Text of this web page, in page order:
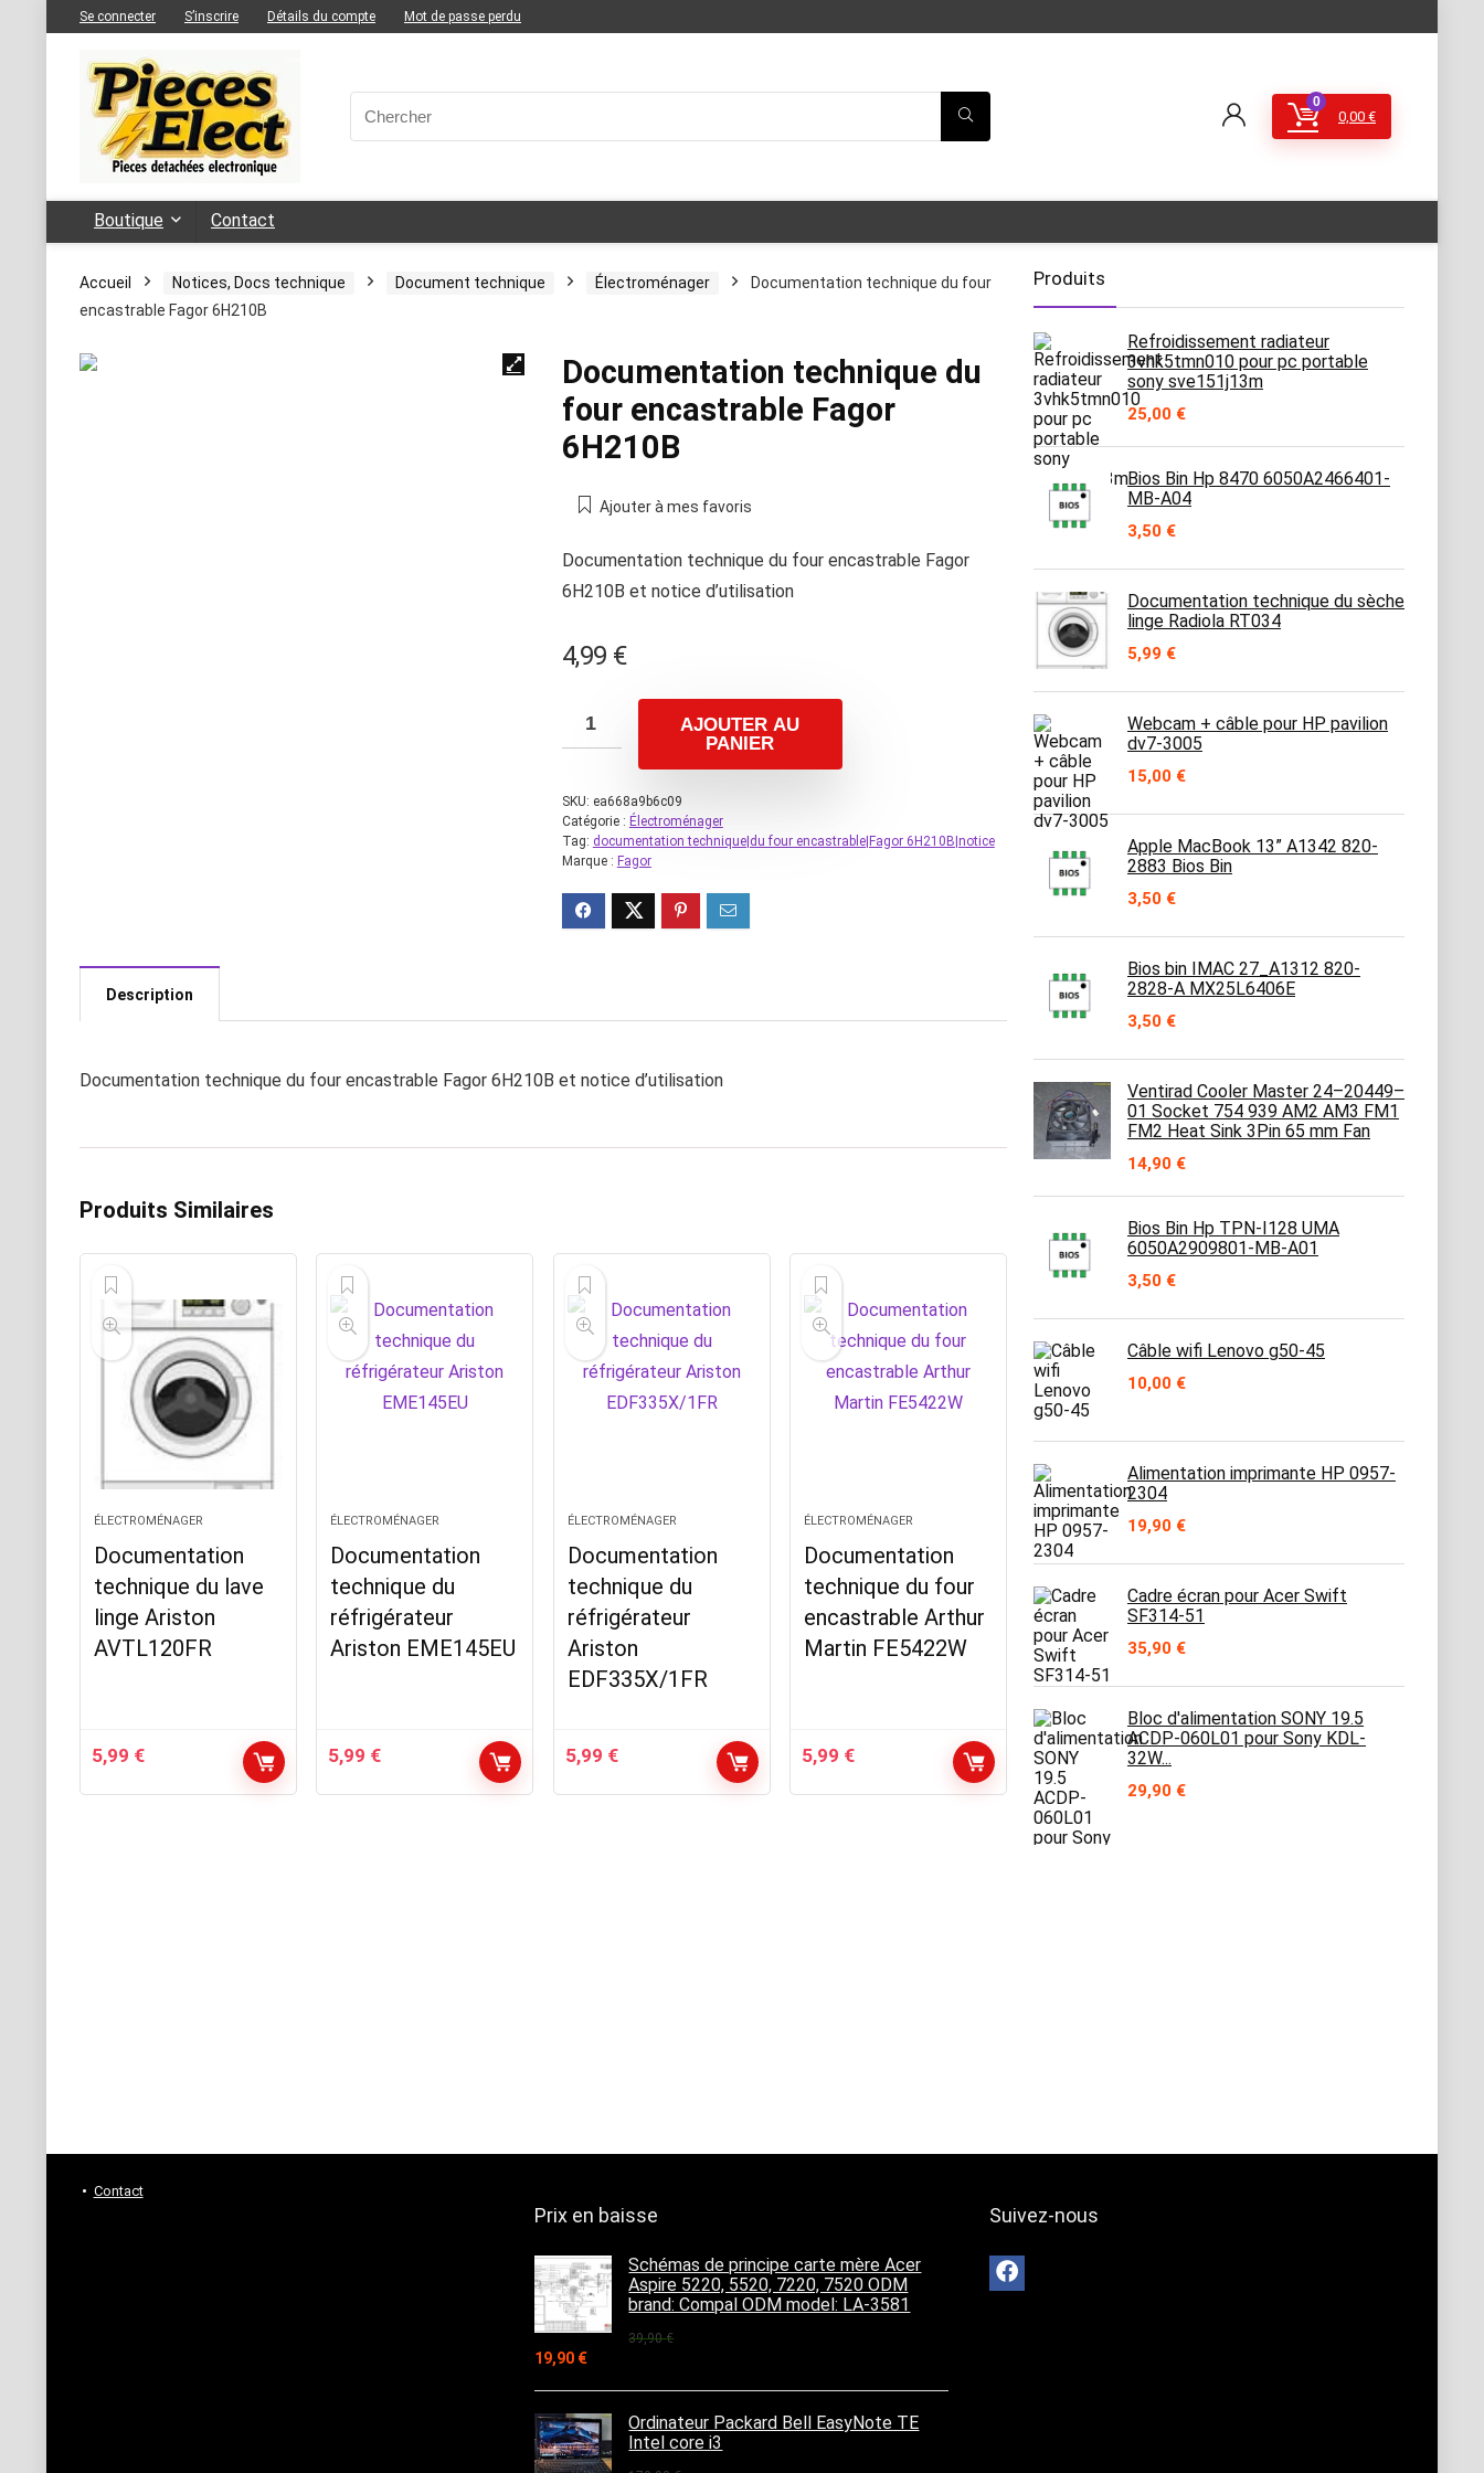
Se connecter S’inscrire Détails du compte Mot de passe perdu
0
0,00 €
Boutique Contact
Accueil Notices, Docs technique Document technique Électroménager
Documentation technique du four
encastrable Fagor 6H210B
Documentation technique du
four encastrable Fagor
6H210B
Ajouter à mes favoris
Documentation technique du four encastrable Fagor
6H210B et notice d’utilisation
4,99 €
AJOUTER AU
PANIER
SKU: ea668a9b6c09
Catégorie : Électroménager
Tag: documentation technique|du four encastrable|Fagor 6H210B|notice
Marque : Fagor
Description
Documentation technique du four encastrable Fagor 6H210B et notice d’utilisation
Produits Similaires
ÉLECTROMÉNAGER
Documentation
technique du lave
linge Ariston
AVTL120FR
5,99 €
ÉLECTROMÉNAGER
Documentation
technique du
réfrigérateur
Ariston EME145EU
5,99 €
ÉLECTROMÉNAGER
Documentation
technique du
réfrigérateur
Ariston
EDF335X/1FR
5,99 €
ÉLECTROMÉNAGER
Documentation
technique du four
encastrable Arthur
Martin FE5422W
5,99 €
Produits
Refroidissement radiateur
3vhk5tmn010 pour pc portable
sony sve151j13m
25,00 €
Bios Bin Hp 8470 6050A2466401-
MB-A04
3,50 €
Documentation technique du sèche
linge Radiola RT034
5,99 €
Webcam + câble pour HP pavilion
dv7-3005
15,00 €
Apple MacBook 13” A1342 820-
2883 Bios Bin
3,50 €
Bios bin IMAC 27_A1312 820-
2828-A MX25L6406E
3,50 €
Ventirad Cooler Master 24–20449–
01 Socket 754 939 AM2 AM3 FM1
FM2 Heat Sink 3Pin 65 mm Fan
14,90 €
Bios Bin Hp TPN-I128 UMA
6050A2909801-MB-A01
3,50 €
Câble wifi Lenovo g50-45
10,00 €
Alimentation imprimante HP 0957-
2304
19,90 €
Cadre écran pour Acer Swift
SF314-51
35,90 €
Bloc d'alimentation SONY 19.5
ACDP-060L01 pour Sony KDL-
32W...
29,90 €
Contact
Prix en baisse
Schémas de principe carte mère Acer
Aspire 5220, 5520, 7220, 7520 ODM
brand: Compal ODM model: LA-3581
39,90€
Le
initial
était :
39,90 €.
19,90 €Le
actuel
est :
19,90 €.
Ordinateur Packard Bell EasyNote TE
Intel core i3
Suivez-nous